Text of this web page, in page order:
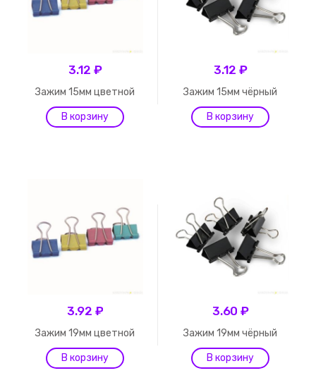
3.12 ₽
Зажим 15мм цветной
3.12 ₽
Зажим 15мм чёрный
3.92 ₽
Зажим 19мм цветной
3.60 ₽
Зажим 19мм чёрный